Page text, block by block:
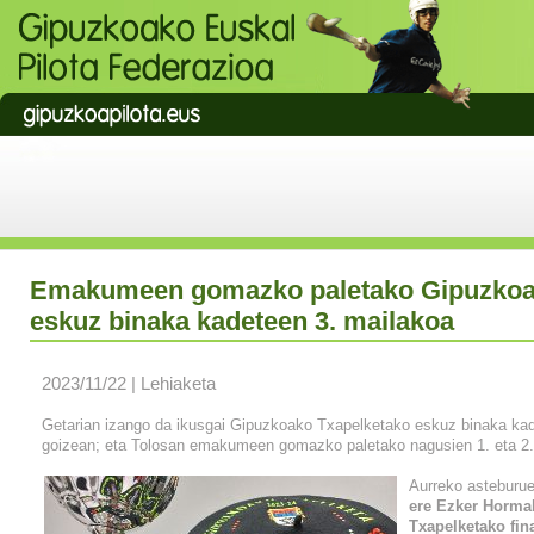
Emakumeen gomazko paletako
eskuz binaka kadeteen 3. mailakoa
2023/11/22 | Lehiaketa
Getarian izango da ikusgai Gipuzkoako Txapelketako eskuz binaka
goizean; eta Tolosan emakumeen gomazko paletako nagusien 1. eta
Aurreko
ere Ezker
Txapelketako